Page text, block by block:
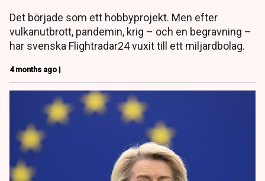
Det började som ett hobbyprojekt. Men efter
vulkanutbrott, pandemin, krig – och en begravning –
har svenska Flightradar24 vuxit till ett miljardbolag.
4 months ago |